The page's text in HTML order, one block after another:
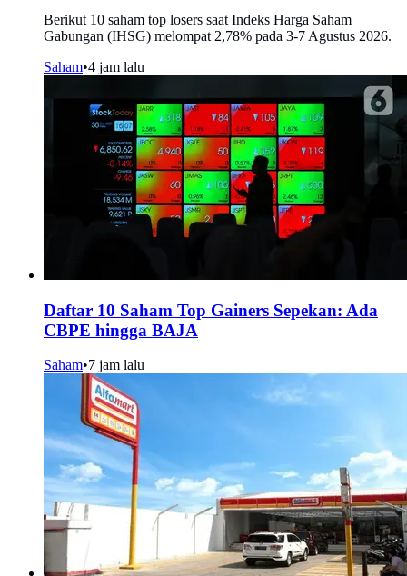
Berikut 10 saham top losers saat Indeks Harga Saham
Gabungan (IHSG) melompat 2,78% pada 3-7 Agustus 2026.
Saham•4 jam lalu
Daftar 10 Saham Top Gainers Sepekan: Ada
CBPE hingga BAJA
Saham•7 jam lalu